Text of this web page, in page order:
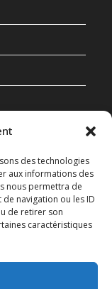
des technologies
aux informations des
nous permettra de
navigation ou les ID
de retirer son
caractéristiques